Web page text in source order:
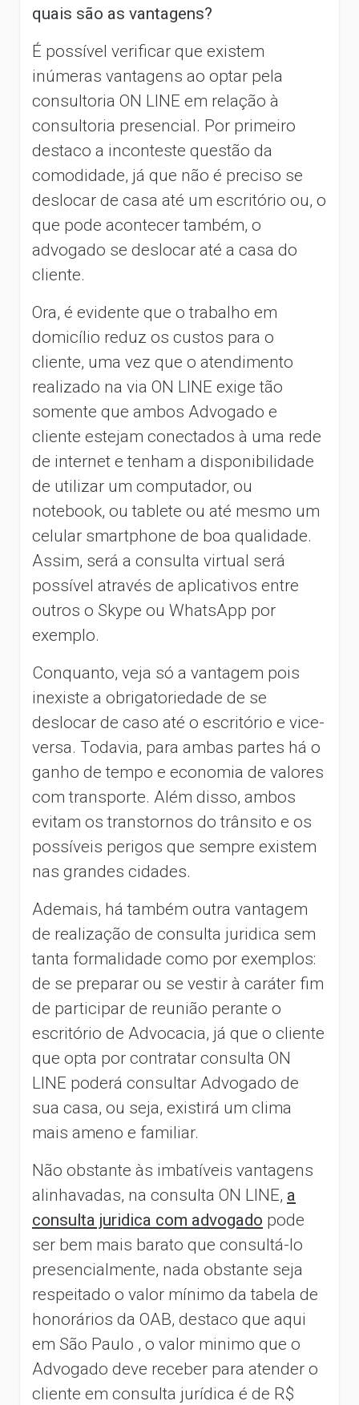
quais são as vantagens?
É possível verificar que existem
inúmeras vantagens ao optar pela
consultoria ON LINE em relação à
consultoria presencial. Por primeiro
destaco a inconteste questão da
comodidade, já que não é preciso se
deslocar de casa até um escritório ou, o
que pode acontecer também, o
advogado se deslocar até a casa do
cliente.
Ora, é evidente que o trabalho em
domicílio reduz os custos para o
cliente, uma vez que o atendimento
realizado na via ON LINE exige tão
somente que ambos Advogado e
cliente estejam conectados à uma rede
de internet e tenham a disponibilidade
de utilizar um computador, ou
notebook, ou tablete ou até mesmo um
celular smartphone de boa qualidade.
Assim, será a consulta virtual será
possível através de aplicativos entre
outros o Skype ou WhatsApp por
exemplo.
Conquanto, veja só a vantagem pois
inexiste a obrigatoriedade de se
deslocar de caso até o escritório e vice-
versa. Todavia, para ambas partes há o
ganho de tempo e economia de valores
com transporte. Além disso, ambos
evitam os transtornos do trânsito e os
possíveis perigos que sempre existem
nas grandes cidades.
Ademais, há também outra vantagem
de realização de consulta juridica sem
tanta formalidade como por exemplos:
de se preparar ou se vestir à caráter fim
de participar de reunião perante o
escritório de Advocacia, já que o cliente
que opta por contratar consulta ON
LINE poderá consultar Advogado de
sua casa, ou seja, existirá um clima
mais ameno e familiar.
Não obstante às imbatíveis vantagens
alinhavadas, na consulta ON LINE, a
consulta juridica com advogado pode
ser bem mais barato que consultá-lo
presencialmente, nada obstante seja
respeitado o valor mínimo da tabela de
honorários da OAB, destaco que aqui
em São Paulo , o valor minimo que o
Advogado deve receber para atender o
cliente em consulta jurídica é de R$